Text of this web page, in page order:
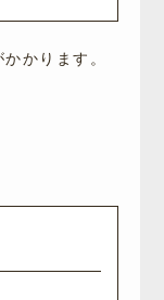
かります。